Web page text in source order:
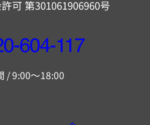
可 第301061906960号
/ 9:00～18:00